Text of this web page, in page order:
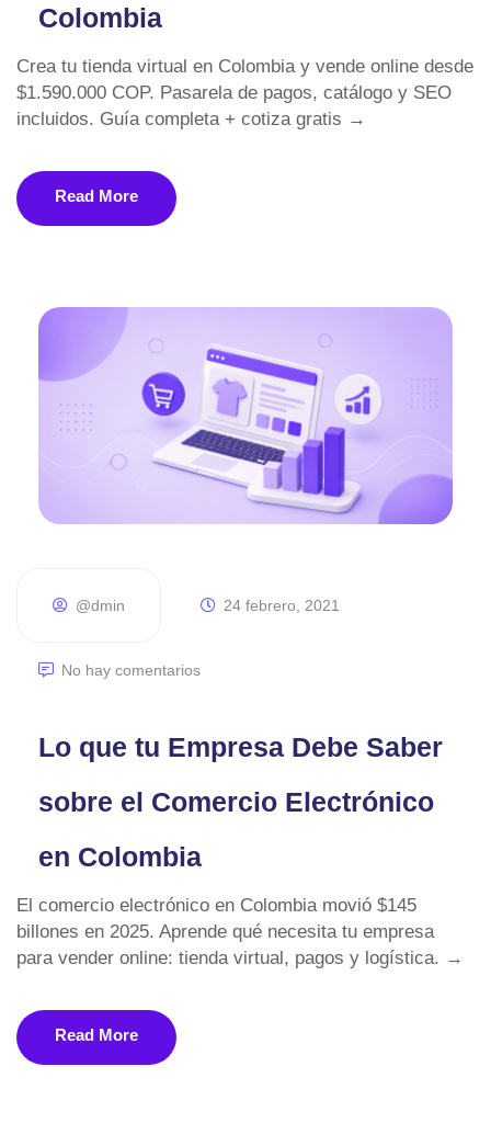
Colombia
Crea tu tienda virtual en Colombia y vende online desde
$1.590.000 COP. Pasarela de pagos, catálogo y SEO
incluidos. Guía completa + cotiza gratis →
Read More
@dmin 24 febrero, 2021
No hay comentarios
Lo que tu Empresa Debe Saber
sobre el Comercio Electrónico
en Colombia
El comercio electrónico en Colombia movió $145
billones en 2025. Aprende qué necesita tu empresa
para vender online: tienda virtual, pagos y logística. →
Read More